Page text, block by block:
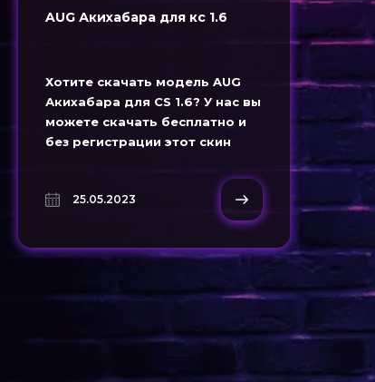
AUG Акихабара для кс 1.6
Хотите скачать модель AUG
Акихабара для CS 1.6? У нас вы
можете скачать бесплатно и
без регистрации этот скин
новый облик с моделью AUG
Акихабара для кс 1.6.
25.05.2023